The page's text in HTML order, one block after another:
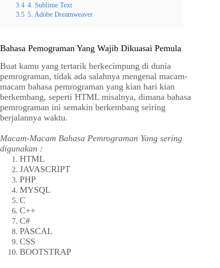
3.4 4. Sublime Text
3.5 5. Adobe Dreamweaver
Bahasa Pemograman Yang Wajib Dikuasai Pemula
Buat kamu yang tertarik berkecimpung di dunia
pemrograman, tidak ada salahnya mengenal macam-
macam bahasa pemrograman yang kian hari kian
berkembang, seperti HTML misalnya, dimana bahasa
pemrograman ini semakin berkembang seiring
berjalannya waktu.
Macam-Macam Bahasa Pemrograman Yang sering
digunakan :
HTML
JAVASCRIPT
PHP
MYSQL
C
C++
C#
PASCAL
CSS
BOOTSTRAP